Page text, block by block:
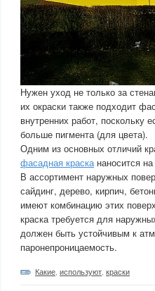
Нужен уход не только за
их окраски также подходит
внутренних работ, поскольку
больше пигмента (для цвета).
Одним из основных отличий
фасадная краскананосится на
В ассортимент наружных
сайдинг, дерево, кирпич,
имеют комбинацию этих
краска требуется для
должен быть устойчивым к
паронепроницаемость.
Какие используют краски